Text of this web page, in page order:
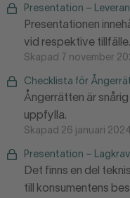
Presentation –
Presentationen
vid respektive tillfälle.
Skapad 7 november
Checklista för
Ångerrätten är
uppfylla.
Skapad 26 januari
Presentation –
Det finns en del
till konsumentens